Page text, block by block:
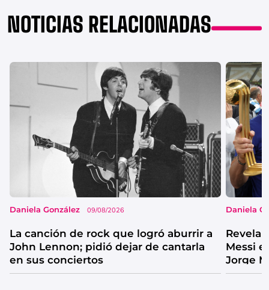
NOTICIAS RELACIONADAS
Daniela González 09/08/2026
La canción de rock que logró aburrir a
John Lennon; pidió dejar de cantarla
en sus conciertos
Daniela
Messi
Jorge